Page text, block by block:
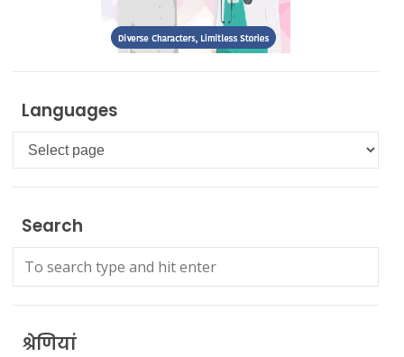
Languages
Languages
Search
श्रेणियां